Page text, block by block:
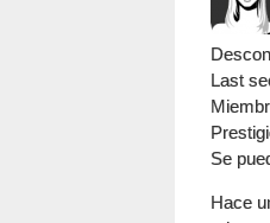
Last
Se
Hace